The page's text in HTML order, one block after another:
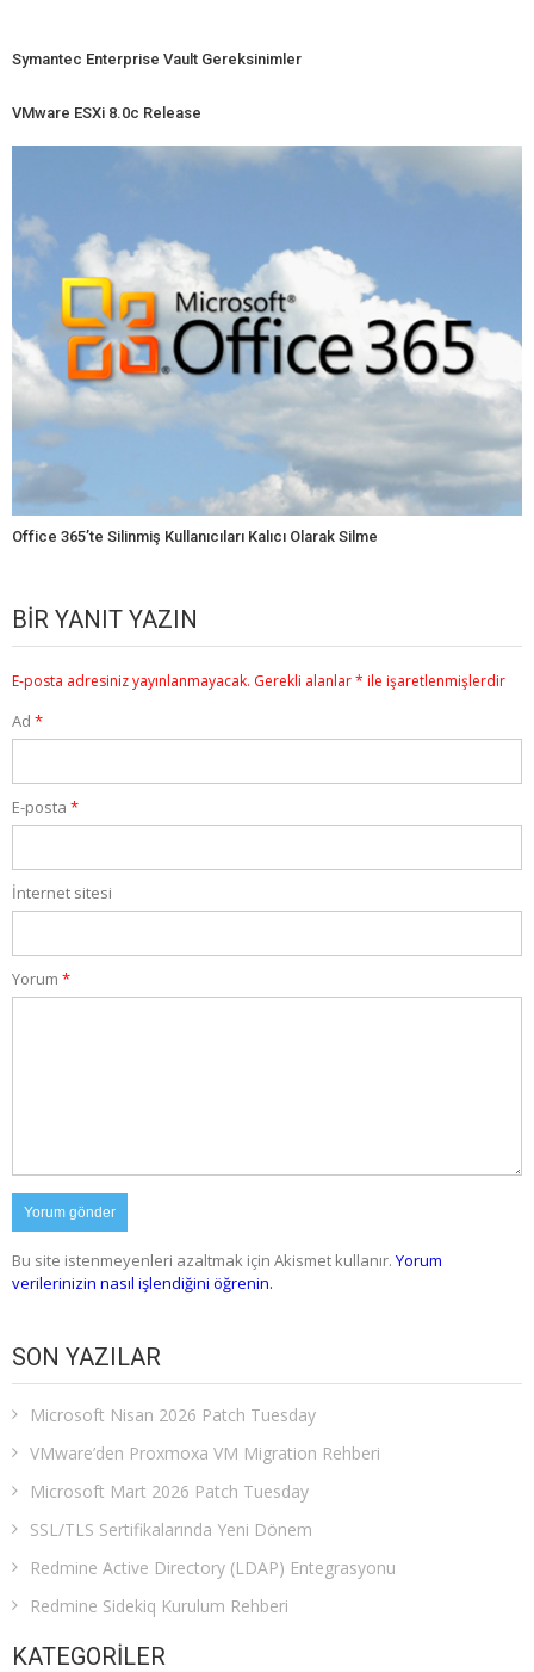
Symantec Enterprise Vault Gereksinimler
VMware ESXi 8.0c Release
Office 365’te Silinmiş Kullanıcıları Kalıcı Olarak Silme
BIR YANIT YAZIN
E-posta adresiniz yayınlanmayacak. Gerekli alanlar* ile işaretlenmişlerdir
Ad *
E-posta *
İnternet sitesi
Yorum *
Bu site istenmeyenleri azaltmak için Akismet kullanır. Yorum
verilerinizin nasıl işlendiğini öğrenin.
SON YAZILAR
Microsoft Nisan 2026 Patch Tuesday
VMware’den Proxmoxa VM Migration Rehberi
Microsoft Mart 2026 Patch Tuesday
SSL/TLS Sertifikalarında Yeni Dönem
Redmine Active Directory (LDAP) Entegrasyonu
Redmine Sidekiq Kurulum Rehberi
KATEGORILER